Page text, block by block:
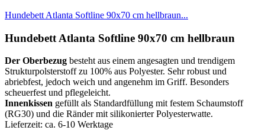
Hundebett Atlanta Softline 90x70 cm hellbraun...
Hundebett Atlanta Softline 90x70 cm hellbraun
Der Oberbezug besteht aus einem angesagten und trendigem
Strukturpolsterstoff zu 100% aus Polyester. Sehr robust und
abriebfest, jedoch weich und angenehm im Griff. Besonders
scheuerfest und pflegeleicht.
Innenkissen gefüllt als Standardfüllung mit festem Schaumstoff
(RG30) und die Ränder mit silikonierter Polyesterwatte.
Lieferzeit: ca. 6-10 Werktage